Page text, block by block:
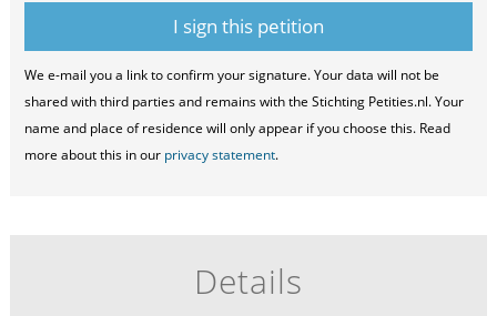
We e-mail you a link to confirm your signature. Your data will not be
shared with third parties and remains with the Stichting Petities.nl. Your
name and place of residence will only appear if you choose this. Read
more about this in our privacy statement.
Details